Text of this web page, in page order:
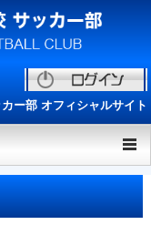
ー部 オフィシャルサイト